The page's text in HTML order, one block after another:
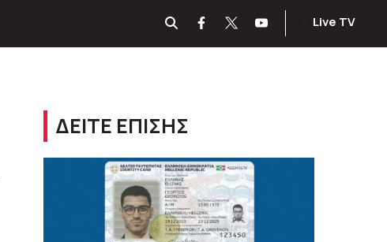
Live TV
ΔΕΙΤΕ ΕΠΙΣΗΣ